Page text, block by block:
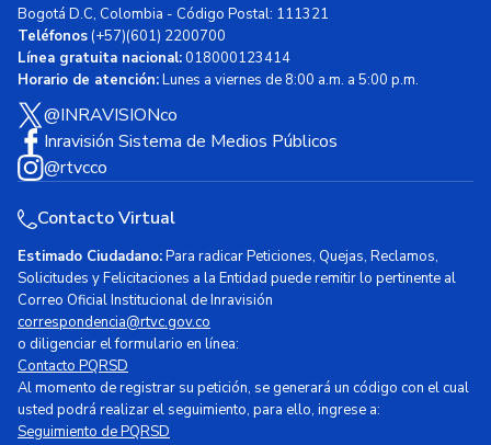
Bogotá D.C, Colombia - Código Postal: 111321
Teléfonos(+57)(601) 2200700
Línea gratuita nacional:018000123414
Horario de atención:Lunes a viernes de 8:00 a.m. a 5:00 p.m.
@INRAVISIONco
Inravisión Sistema de Medios Públicos
@rtvcco
Contacto Virtual
Estimado Ciudadano:Para radicar Peticiones, Quejas, Reclamos,
Solicitudes y Felicitaciones a la Entidad puede remitir lo pertinente al
Correo Oficial Institucional de Inravisión
correspondencia@rtvc.gov.co
o diligenciar el formulario en línea:
Contacto PQRSD
Al momento de registrar su petición, se generará un código con el cual
usted podrá realizar el seguimiento, para ello, ingrese a:
Seguimiento de PQRSD